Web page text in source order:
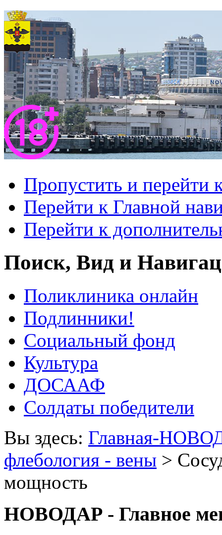
Пропустить и перейти
Перейти к Главной
Перейти к
Поиск, Вид и
Поликлиника онлайн
Подлинники!
Социальный фонд
Культура
ДОСААФ
Солдаты победители
Вы здесь: Главная-
флебология - вены >
мощность
НОВОДАР - Главное